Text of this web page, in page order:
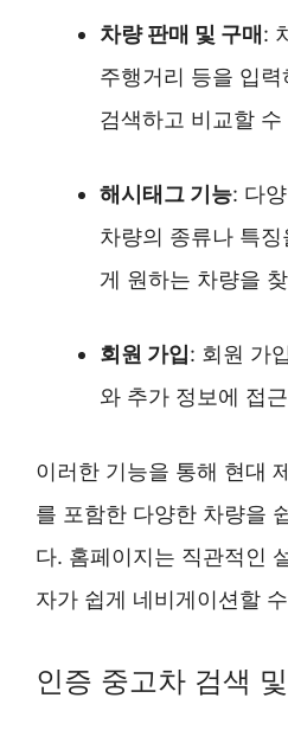
차량 판매 및 구매 :
주행거리 등을 입
검색하고 비교할 수
해시태그 기능: 다
차량의 종류나 특
게 원하는 차량을
회원 가입: 회원 가
와 추가 정보에 접
이러한 기능을 통해 현대
를 포함한 다양한 차량을
다. 홈페이지는 직관적인
자가 쉽게 네비게이션할
인증 중고차 검색